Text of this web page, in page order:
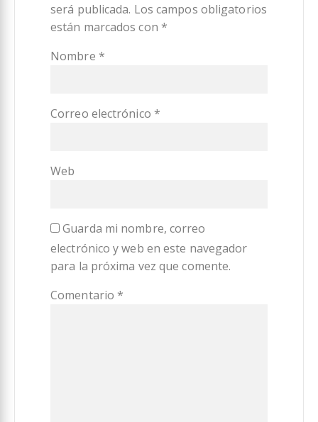
será publicada. Los campos obligatorios
están marcados con *
Nombre *
Correo electrónico *
Web
Guarda mi nombre, correo
electrónico y web en este navegador
para la próxima vez que comente.
Comentario *